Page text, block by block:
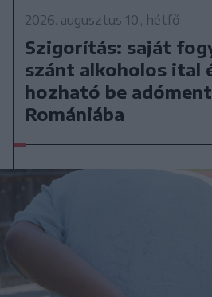
2026. augusztus 10., hétfő
Szigorítás: saját
szánt alkoholos ital
hozható be
Romániába